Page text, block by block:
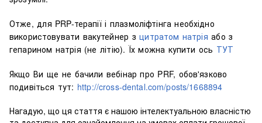
Отже, для PRP-терапії і плазмоліфтінга необхідно
використовувати вакутейнер з цитратом натрія або з
гепарином натрія (не літію). Їх можна купити ось ТУТ
Якщо Ви ще не бачили вебінар про PRF, обов'язково
подивіться тут: http://cross-dental.com/posts/1668894
Нагадую, що ця стаття є нашою інтелектуальною власністю